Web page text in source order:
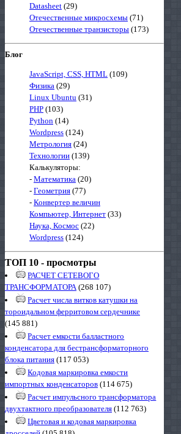
Datasheet (29)
Отечественные микросхемы (71)
Отечественные транзисторы (173)
Блог
JavaScript, CSS, HTML (109)
Физика (29)
Linux Ubuntu (31)
PHP (103)
Python (14)
Wordpress (124)
Метрология (24)
Технологии (139)
Калькуляторы:
- Математика (20)
- Геометрия (77)
- Конвертер величин
Компьютер, Интернет (33)
Наука, Космос (22)
Wordpress (124)
ТОП 10 - просмотры
РАСЧЕТ СЕТЕВОГО
ТРАНСФОРМАТОРА(268 107)
Расчет числа витков катушки на
тороидальном ферритовом сердечнике
(145 881)
Расчет емкости балластного
конденсатора для бестрансформаторного
блока питания (117 053)
Кодовая маркировка емкости
импортных конденсаторов (114 675)
Расчет импульсного трансформатора
двухтактного преобразователя (112 763)
Цветовая и кодовая маркировка